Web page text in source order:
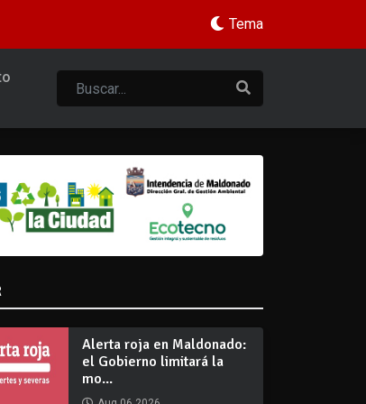
Tema
Alerta roja en Maldonado:
el Gobierno limitará la
mo...